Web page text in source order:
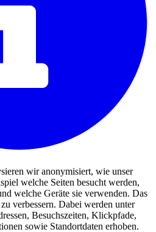
wir anonymisiert, wie unser
welche Seiten besucht werden,
welche Geräte sie verwenden. Das
verbessern. Dabei werden unter
Besuchszeiten, Klickpfade,
sowie Standortdaten erhoben.